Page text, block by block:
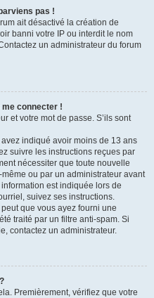
pas !
ait désactivé la création de
banni votre IP ou interdit le nom
un administrateur du forum
connecter !
et votre mot de passe. S’ils sont
indiqué avoir moins de 13 ans
suivre les instructions reçues par
nécessiter que toute nouvelle
ou par un administrateur avant
est indiquée lors de
suivez ses instructions.
que vous ayez fourni une
traité par un filtre anti-spam. Si
contactez un administrateur.
Premièrement, vérifiez que votre